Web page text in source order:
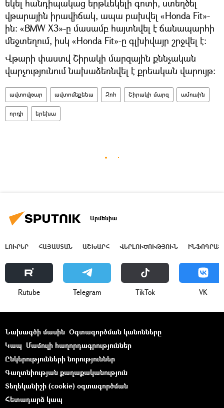
եկել հանդիպակաց երթևեկելի գոտի, ստեղծել
վթարային իրավիճակ, ապա բախվել «Honda Fit»-
ին։ «BMW X3»-ը մասամբ հայտնվել է ճանապարհի
մեջտեղում, իսկ «Honda Fit»-ը գլխիվայր շրջվել է։
Վթարի փաստվ Շիրակի մարզային քննչական
վարչությունում նախաձեռնվել է քրեական վարույթ։
ավտովթար ավտոմեքենա Զոհ Շիրակի մարզ ամուսին
որդի երեխա
Արմենիա
ԼՈՒՐԵՐ ՀԱՅԱՍՏԱՆ ԱՇԽԱՐՀ ՎԵՐԼՈՒԾՈՒԹՅՈՒՆ
Rutube Telegram ТikТоk VK
Նախագծի մասին Օգտագործման կանոնները
Կապ Մամուլի հաղորդագրություններ
Ընկերությունների նորություններ
Գաղտնիության քաղաքականություն
Տեղեկանիշի (cookie) օգտագործման
Հետադարձ կապ